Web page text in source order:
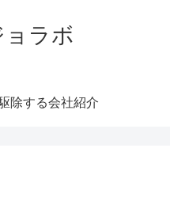
ョラボ
除する会社紹介